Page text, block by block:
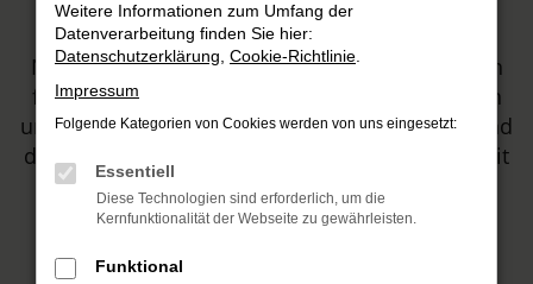
HARKE MOTORS ist Ihr Autohaus, sowohl für
Neuwagen von Honda und Mitsubishi, als auch
für Tageszulassungen und Gebrauchtwagen. In
unserem Sortiment werden Sie sicher fündig und
dürfen sich zudem auf erstklassige Beratung mit
viel Leidenschaft freuen.
Weitere Informationen zum Umfang der
Datenverarbeitung finden Sie hier:
Datenschutzerklärung Cookie-Richtlinie
Impressum
Folgende Kategorien von Cookies werden von uns eingesetzt:
Essentiell
Diese Technologien sind erforderlich, um die
Kernfunktionalität der Webseite zu gewährleisten.
Funktional